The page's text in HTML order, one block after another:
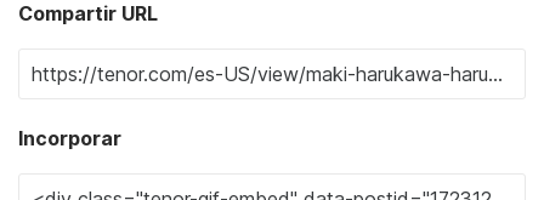
Compartir URL
Incorporar